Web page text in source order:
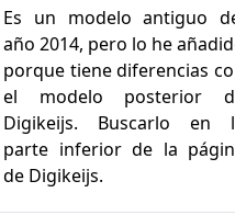
Es un modelo antiguo
año 2014, pero lo he
porque tiene diferencias
el modelo posterior
Digikeijs. Buscarlo en
parte inferior de la
de Digikeijs.